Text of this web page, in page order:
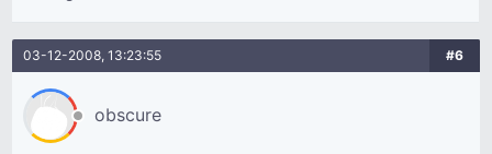
03-12-2008, 13:23:55 #6
obscure